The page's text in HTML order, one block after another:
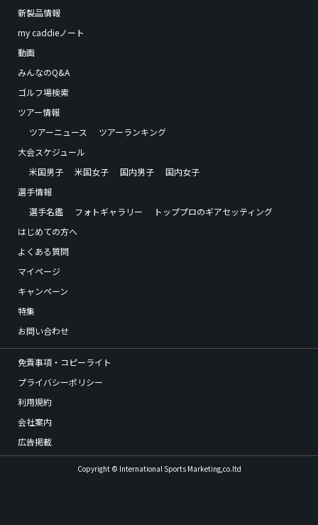
新製品情報
my caddieノート
動画
みんなのQ&A
ゴルフ場検索
ツアー情報
ツアーニュース
ツアーランキング
大会スケジュール
米国男子
米国女子 国内男子
国内女子
選手情報
選手名鑑
フォトギャラリー
トッププロのギアセッティング
はじめての方へ
よくある質問
マイページ
キャンペーン
特集
お問い合わせ
免責事項・コピーライト
プライバシーポリシー
利用規約
会社案内
広告掲載
Copyright © International Sports Marketing,co.ltd